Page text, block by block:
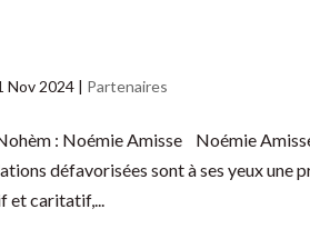
Nov 2024 | Partenaires
: Noémie Amisse Noémie
défavorisées sont à ses yeux une
et caritatif,...